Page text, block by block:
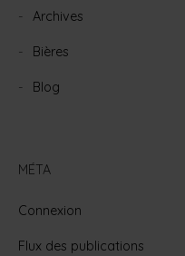
Archives
Bières
Blog
MÉTA
Connexion
Flux des publications